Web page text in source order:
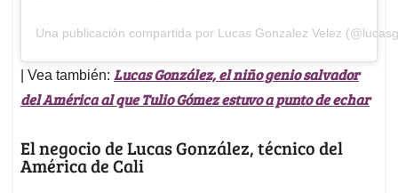
Una publicación compartida por Lucas Gonzalez Velez
| Vea también: Lucas González, el niño genio salvador
del América al que Tulio Gómez estuvo a punto de echar
El negocio de Lucas González, técnico del
América de Cali